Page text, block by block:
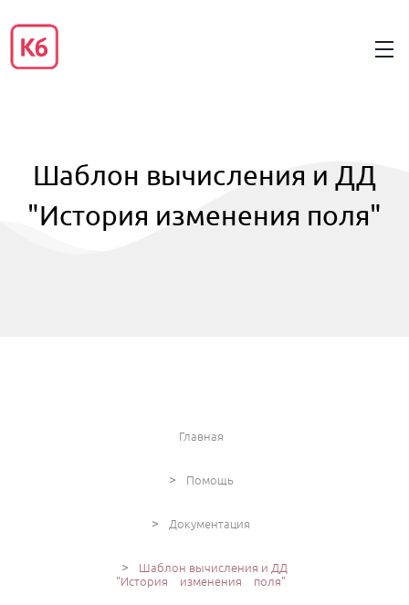
Шаблон вычисления и ДД
"История изменения поля"
Главная
> Помощь
> Документация
>
Шаблон вычисления и ДД
"История изменения поля"